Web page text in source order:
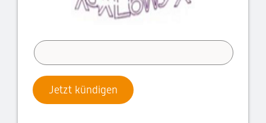
Jetzt kündigen